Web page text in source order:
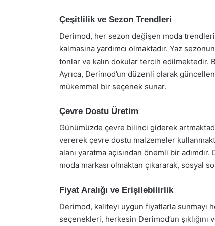
Çeşitlilik ve Sezon Trendleri
Derimod, her sezon değişen moda
kalmasına yardımcı olmaktadır. Yaz
tonlar ve kalın dokular tercih edilmektedir.
Ayrıca, Derimod’un düzenli olarak
mükemmel bir seçenek sunar.
Çevre Dostu Üretim
Günümüzde çevre bilinci giderek
vererek çevre dostu malzemeler
alanı yaratma açısından önemli bir
moda markası olmaktan çıkararak, sosyal
Fiyat Aralığı ve Erişilebilirlik
Derimod, kaliteyi uygun fiyatlarla sunmayı
seçenekleri, herkesin Derimod’un